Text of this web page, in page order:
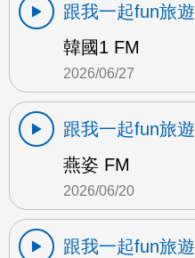
跟我一起fun旅遊
韓國1 FM
2026/06/27
跟我一起fun旅遊
燕姿 FM
2026/06/20
跟我一起fun旅遊